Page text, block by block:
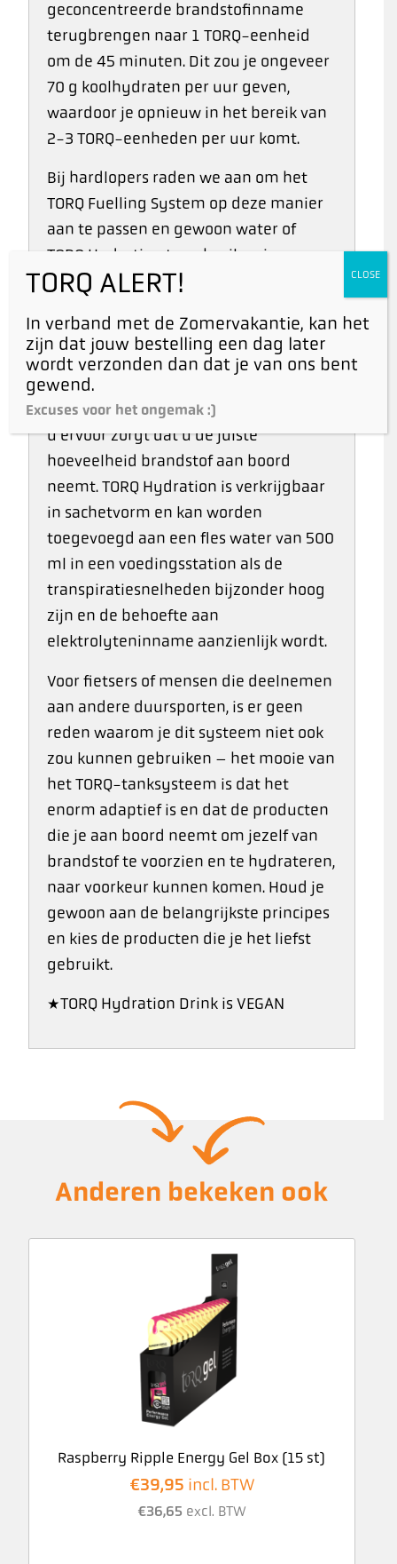
geconcentreerde brandstofinname
terugbrengen naar 1 TORQ-eenheid
om de 45 minuten. Dit zou je ongeveer
70 g koolhydraten per uur geven,
waardoor je opnieuw in het bereik van
2-3 TORQ-eenheden per uur komt.
Bij hardlopers raden we aan om het
TORQ Fuelling System op deze manier
aan te passen en gewoon water of
TORQ Hydration te gebruiken in
combinatie met een regelmatige
dit u in staat stelt om tijdens
evenementen water op te nemen bij
voederstations om aan uw
hydratatiebehoeften te voldoen, terwijl
u ervoor zorgt dat u de juiste
hoeveelheid brandstof aan boord
neemt. TORQ Hydration is verkrijgbaar
in sachetvorm en kan worden
toegevoegd aan een fles water van 500
ml in een voedingsstation als de
transpiratiesnelheden bijzonder hoog
zijn en de behoefte aan
elektrolyteninname aanzienlijk wordt.
Voor fietsers of mensen die deelnemen
aan andere duursporten, is er geen
reden waarom je dit systeem niet ook
zou kunnen gebruiken – het mooie van
het TORQ-tanksysteem is dat het
enorm adaptief is en dat de producten
die je aan boord neemt om jezelf van
brandstof te voorzien en te hydrateren,
naar voorkeur kunnen komen. Houd je
gewoon aan de belangrijkste principes
en kies de producten die je het liefst
gebruikt.
*TORQ Hydration Drink is VEGAN
Anderen bekeken ook
Raspberry Ripple Energy Gel Box (15 st)
€39,95 incl. BTW
€36,65 excl. BTW
TORQ ALERT!
In verband met de Zomervakantie, kan het
zijn dat jouw bestelling een dag later
wordt verzonden dan dat je van ons bent
gewend.
Excuses voor het ongemak :)
CLOSE